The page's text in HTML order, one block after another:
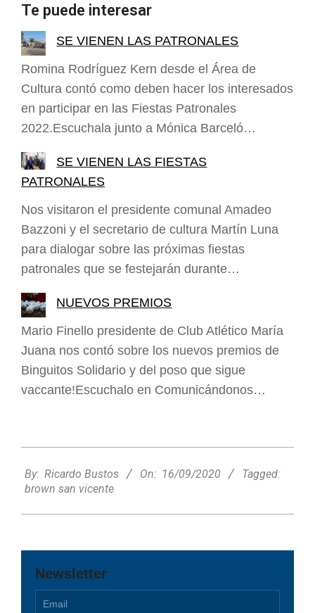
Te puede interesar
SE VIENEN LAS PATRONALES
Romina Rodríguez Kern desde el Área de
Cultura contó como deben hacer los interesados
en participar en las Fiestas Patronales
2022.Escuchala junto a Mónica Barceló…
SE VIENEN LAS FIESTAS
PATRONALES
Nos visitaron el presidente comunal Amadeo
Bazzoni y el secretario de cultura Martín Luna
para dialogar sobre las próximas fiestas
patronales que se festejarán durante…
NUEVOS PREMIOS
Mario Finello presidente de Club Atlético María
Juana nos contó sobre los nuevos premios de
Binguitos Solidario y del poso que sigue
vaccante!Escuchalo en Comunicándonos…
09-
16
By: Ricardo Bustos On: 16/09/2020
Tagged:
brown san vicente
Newsletter